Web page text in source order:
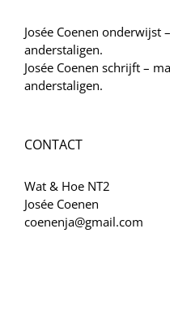
Josée Coenen onderwijst
anderstaligen.
Josée Coenen schrijft –
anderstaligen.
CONTACT
Wat & Hoe NT2
Josée Coenen
coenenja@gmail.com